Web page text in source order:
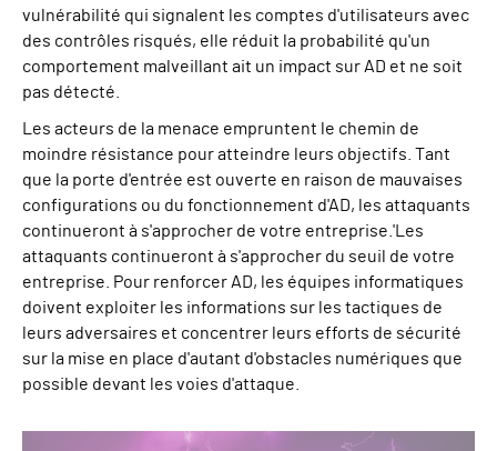
vulnérabilité qui signalent les comptes d'utilisateurs avec
des contrôles risqués, elle réduit la probabilité qu'un
comportement malveillant ait un impact sur AD et ne soit
pas détecté.
Les acteurs de la menace empruntent le chemin de
moindre résistance pour atteindre leurs objectifs. Tant
que la porte d'entrée est ouverte en raison de mauvaises
configurations ou du fonctionnement d'AD, les attaquants
continueront à s'approcher de votre entreprise. ' Les
attaquants continueront à s'approcher du seuil de votre
entreprise. Pour renforcer AD, les équipes informatiques
doivent exploiter les informations sur les tactiques de
leurs adversaires et concentrer leurs efforts de sécurité
sur la mise en place d'autant d'obstacles numériques que
possible devant les voies d'attaque.